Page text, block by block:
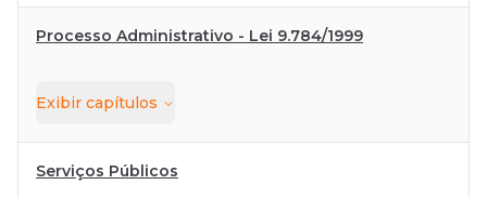
Processo Administrativo - Lei 9.784/1999
Exibir capítulos
Serviços Públicos